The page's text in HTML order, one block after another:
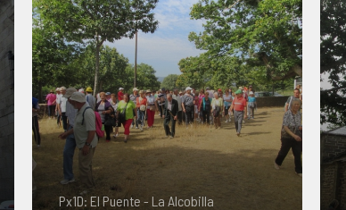
Px1D: El Puente - La Alcobilla